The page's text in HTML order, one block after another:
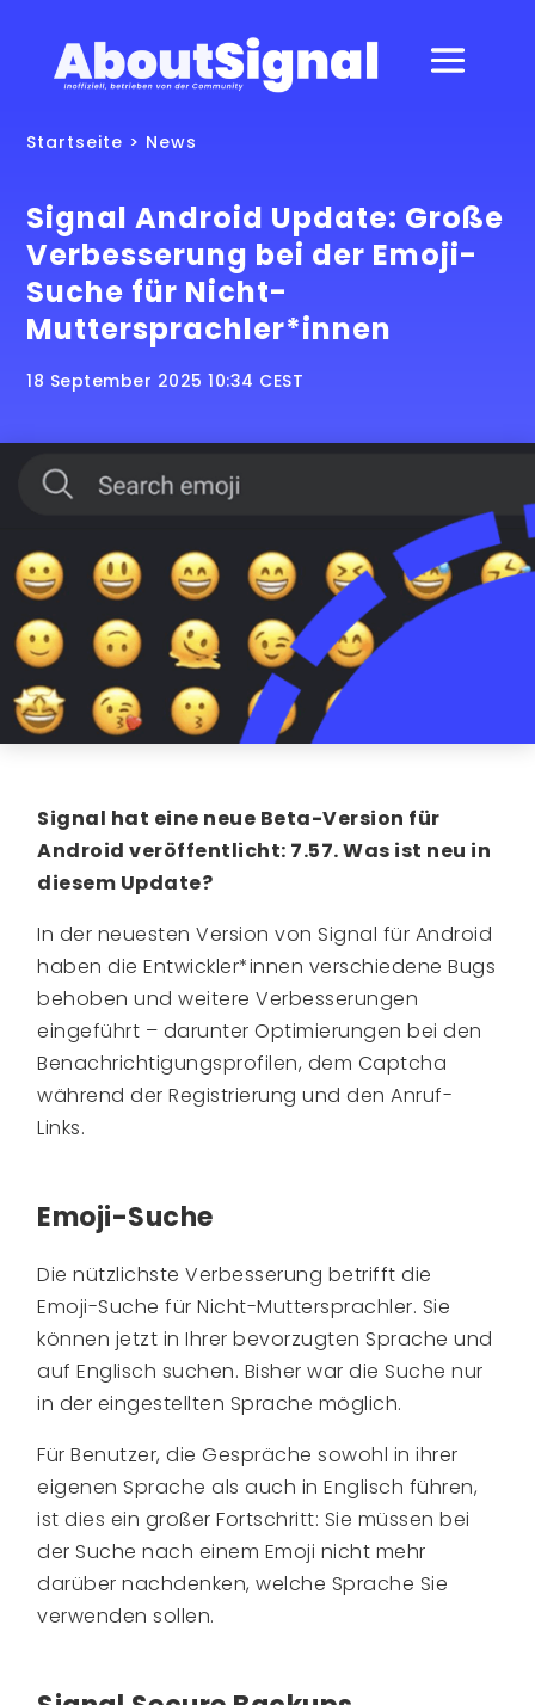
Startseite > News
Signal Android Update: Große
Verbesserung bei der Emoji-
Suche für Nicht-
Muttersprachler*innen
18 September 2025 10:34 CEST
Signal hat eine neue Beta-Version für
Android veröffentlicht: 7.57. Was ist neu in
diesem Update?
In der neuesten Version von Signal für Android
haben die Entwickler*innen verschiedene Bugs
behoben und weitere Verbesserungen
eingeführt – darunter Optimierungen bei den
Benachrichtigungsprofilen, dem Captcha
während der Registrierung und den Anruf-
Links.
Emoji-Suche
Die nützlichste Verbesserung betrifft die
Emoji-Suche für Nicht-Muttersprachler. Sie
können jetzt in Ihrer bevorzugten Sprache und
auf Englisch suchen. Bisher war die Suche nur
in der eingestellten Sprache möglich.
Für Benutzer, die Gespräche sowohl in ihrer
eigenen Sprache als auch in Englisch führen,
ist dies ein großer Fortschritt: Sie müssen bei
der Suche nach einem Emoji nicht mehr
darüber nachdenken, welche Sprache Sie
verwenden sollen.